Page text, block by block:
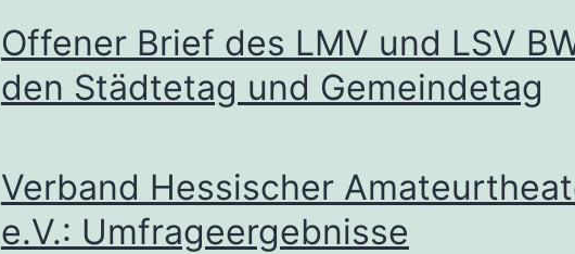
Offener Brief des LMV und LSV
den Städtetag und Gemeindetag
Verband Hessischer
e.V.: Umfrageergebnisse